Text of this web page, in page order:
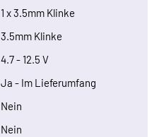
1 x 3.5mm Klinke
3.5mm Klinke
4.7 - 12.5 V
Ja - Im Lieferumfang
Nein
Nein